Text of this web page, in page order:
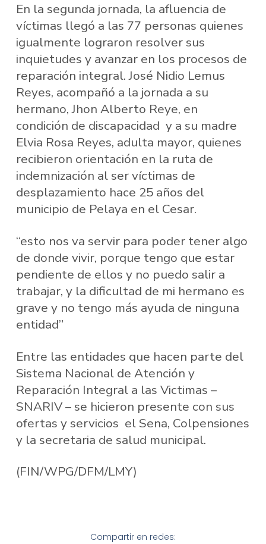
En la segunda jornada, la afluencia de
víctimas llegó a las 77 personas quienes
igualmente lograron resolver sus
inquietudes y avanzar en los procesos de
reparación integral. José Nidio Lemus
Reyes, acompañó a la jornada a su
hermano, Jhon Alberto Reye, en
condición de discapacidad y a su madre
Elvia Rosa Reyes, adulta mayor, quienes
recibieron orientación en la ruta de
indemnización al ser víctimas de
desplazamiento hace 25 años del
municipio de Pelaya en el Cesar.
“esto nos va servir para poder tener algo
de donde vivir, porque tengo que estar
pendiente de ellos y no puedo salir a
trabajar, y la dificultad de mi hermano es
grave y no tengo más ayuda de ninguna
entidad”
Entre las entidades que hacen parte del
Sistema Nacional de Atención y
Reparación Integral a las Victimas –
SNARIV – se hicieron presente con sus
ofertas y servicios el Sena, Colpensiones
y la secretaria de salud municipal.
(FIN/WPG/DFM/LMY)
Compartir en redes: